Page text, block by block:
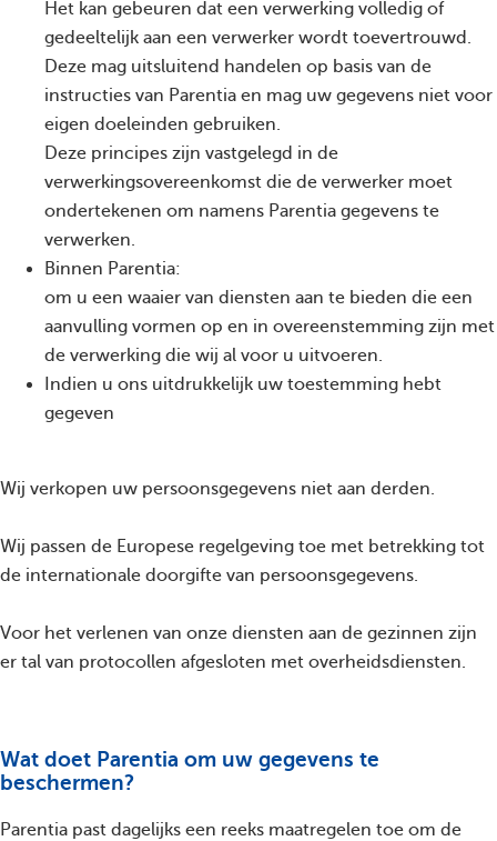
Het kan gebeuren dat een verwerking volledig of
gedeeltelijk aan een verwerker wordt toevertrouwd.
Deze mag uitsluitend handelen op basis van de
instructies van Parentia en mag uw gegevens niet voor
eigen doeleinden gebruiken.
Deze principes zijn vastgelegd in de
verwerkingsovereenkomst die de verwerker moet
ondertekenen om namens Parentia gegevens te
verwerken.
Binnen Parentia:
om u een waaier van diensten aan te bieden die een
aanvulling vormen op en in overeenstemming zijn met
de verwerking die wij al voor u uitvoeren.
Indien u ons uitdrukkelijk uw toestemming hebt
gegeven
Wij verkopen uw persoonsgegevens niet aan derden.
Wij passen de Europese regelgeving toe met betrekking tot
de internationale doorgifte van persoonsgegevens.
Voor het verlenen van onze diensten aan de gezinnen zijn
er tal van protocollen afgesloten met overheidsdiensten.
Wat doet Parentia om uw gegevens te
beschermen?
Parentia past dagelijks een reeks maatregelen toe om de